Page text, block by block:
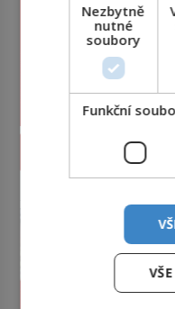
Nezbytně
nutné
soubory
Funkční